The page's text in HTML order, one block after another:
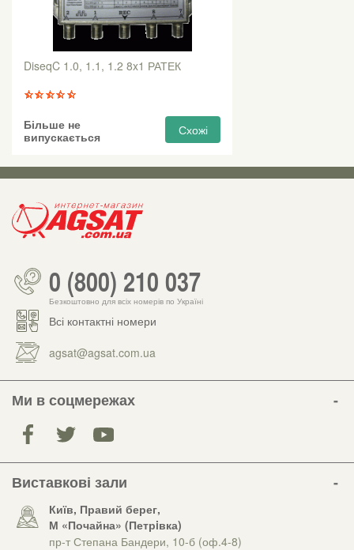
DiseqC 1.0, 1.1, 1.2 8x1 РАТЕК
Більше не
випускається
Схожі
0 (800) 210 037
Безкоштовно для всіх номерів по Україні
Всі контактні номери
agsat@agsat.com.ua
Ми в соцмережах
Виставкові зали
Київ, Правий берег,
М «Почайна» (Петрiвка)
пр-т Степана Бандери, 10-б (оф.4-8)